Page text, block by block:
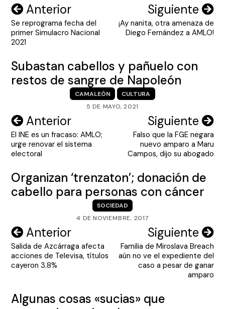
Navegación
de
entradas
Anterior
Se reprograma fecha del
primer Simulacro Nacional
2021
Siguiente
¡Ay nanita, otra amenaza de
Diego Fernández a AMLO!
Subastan cabellos y pañuelo con
restos de sangre de Napoleón
CAMALEÓN
CULTURA
5 DE MAYO, 2021
Navegación
de
entradas
Anterior
El INE es un fracaso: AMLO;
urge renovar el sistema
electoral
Siguiente
Falso que la FGE negara
nuevo amparo a Maru
Campos, dijo su abogado
Organizan ‘trenzaton’; donación de
cabello para personas con cáncer
SOCIEDAD
4 DE NOVIEMBRE, 2017
Navegación
de
entradas
Anterior
Salida de Azcárraga afecta
acciones de Televisa, títulos
cayeron 3.8%
Siguiente
Familia de Miroslava Breach
aún no ve el expediente del
caso a pesar de ganar
amparo
Algunas cosas «sucias» que